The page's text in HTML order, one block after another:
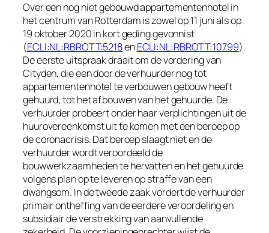
Over een nog niet gebouwd appartementenhotel in
het centrum van Rotterdam is zowel op 11 juni als op
19 oktober 2020 in kort geding gevonnist
(ECLI:NL:RBROTT:5218enECLI:NL:RBROTT:10799).
De eerste uitspraak draait om de vordering van
Cityden, die een door de verhuurder nog tot
appartementenhotel te verbouwen gebouw heeft
gehuurd, tot het afbouwen van het gehuurde. De
verhuurder probeert onder haar verplichtingen uit de
huurovereenkomst uit te komen met een beroep op
de coronacrisis. Dat beroep slaagt niet en de
verhuurder wordt veroordeeld de
bouwwerkzaamheden te hervatten en het gehuurde
volgens plan op te leveren op straffe van een
dwangsom. In de tweede zaak vordert de verhuurder
primair ontheffing van de eerdere veroordeling en
subsidiair de verstrekking van aanvullende